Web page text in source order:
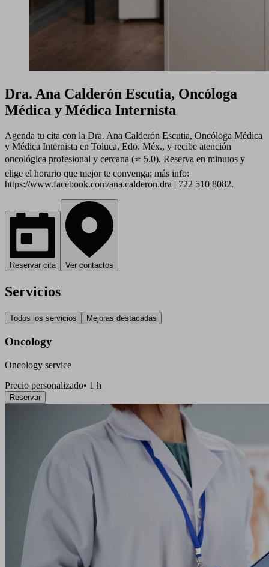
Dra. Ana Calderón Escutia, Oncóloga
Médica y Médica Internista
Agenda tu cita con la Dra. Ana Calderón Escutia, Oncóloga Médica
y Médica Internista en Toluca, Edo. Méx., y recibe atención
oncológica profesional y cercana (⭐ 5.0). Reserva en minutos y
elige el horario que mejor te convenga; más info:
https://www.facebook.com/ana.calderon.dra | 722 510 8082.
Reservar cita Ver contactos
Servicios
Todos los servicios Mejoras destacadas
Oncology
Oncology service
Precio personalizado• 1 h
Reservar